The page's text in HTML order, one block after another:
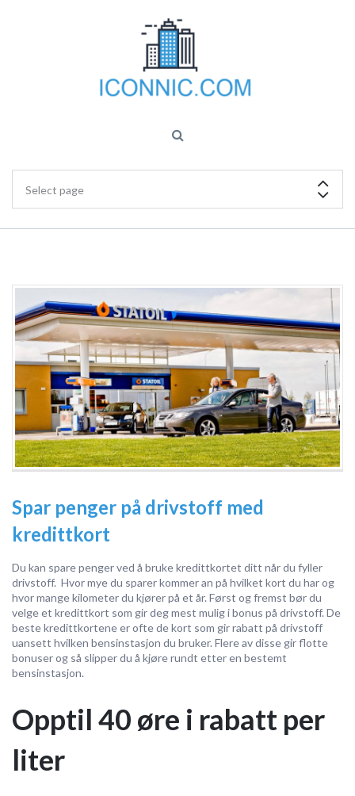
Spar penger på drivstoff med
kredittkort
Du kan spare penger ved å bruke kredittkortet ditt når du fyller
drivstoff. Hvor mye du sparer kommer an på hvilket kort du har og
hvor mange kilometer du kjører på et år. Først og fremst bør du
velge et kredittkort som gir deg mest mulig i bonus på drivstoff. De
beste kredittkortene er ofte de kort som gir rabatt på drivstoff
uansett hvilken bensinstasjon du bruker. Flere av disse gir flotte
bonuser og så slipper du å kjøre rundt etter en bestemt
bensinstasjon.
Opptil 40 øre i rabatt per
liter